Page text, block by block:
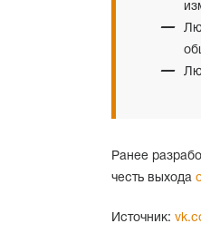
Ранее
честь выхода
Источник: